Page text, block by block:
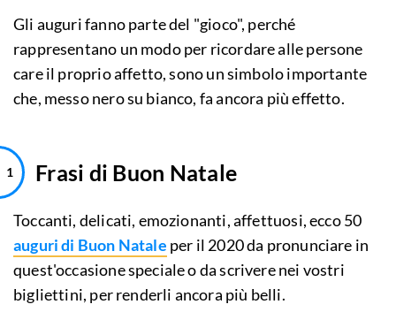
Gli auguri fanno parte del "gioco", perché
rappresentano un modo per ricordare alle persone
care il proprio affetto, sono un simbolo importante
che, messo nero su bianco, fa ancora più effetto.
Frasi di Buon Natale
Toccanti, delicati, emozionanti, affettuosi, ecco 50
auguri di Buon Natale per il 2020 da pronunciare in
quest'occasione speciale o da scrivere nei vostri
bigliettini, per renderli ancora più belli.